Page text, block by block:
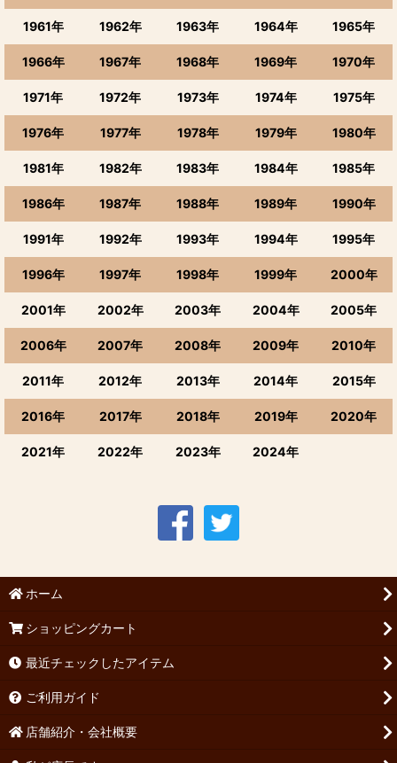
1961年 1962年 1963年 1964年 1965年
1966年 1967年 1968年 1969年 1970年
1971年 1972年 1973年 1974年 1975年
1976年 1977年 1978年 1979年 1980年
1981年 1982年 1983年 1984年 1985年
1986年 1987年 1988年 1989年 1990年
1991年 1992年 1993年 1994年 1995年
1996年 1997年 1998年 1999年 2000年
2001年 2002年 2003年 2004年 2005年
2006年 2007年 2008年 2009年 2010年
2011年 2012年 2013年 2014年 2015年
2016年 2017年 2018年 2019年 2020年
2021年 2022年 2023年 2024年
ホーム
ショッピングカート
最近チェックしたアイテム
ご利用ガイド
店舗紹介・会社概要